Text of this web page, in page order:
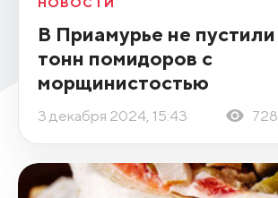
В Приамурье не
тонн помидоров с
морщинистостью
3 декабря 2024, 15:43 728